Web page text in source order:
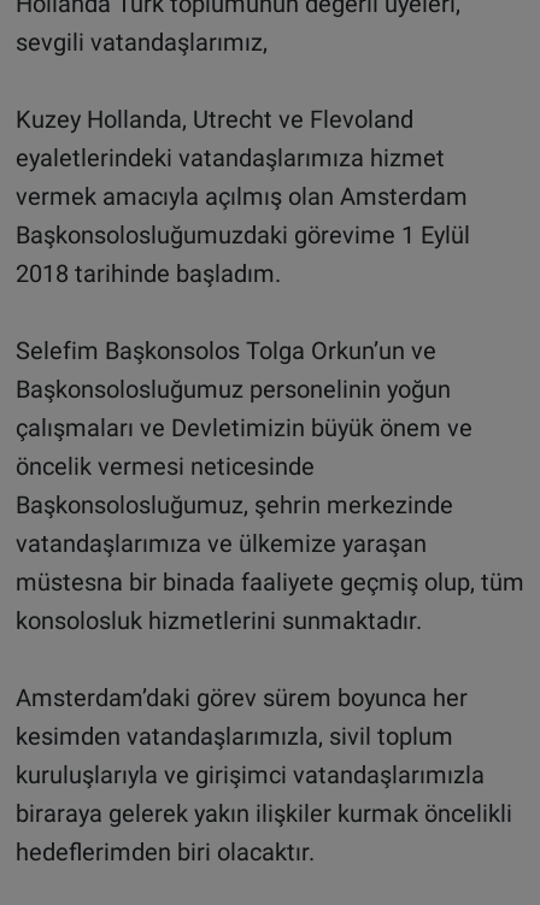
sevgili vatandaşlarımız,
Kuzey Hollanda, Utrecht ve Flevoland
eyaletlerindeki vatandaşlarımıza hizmet
vermek amacıyla açılmış olan Amsterdam
Başkonsolosluğumuzdaki görevime 1 Eylül
2018 tarihinde başladım.
Selefim Başkonsolos Tolga Orkun’un ve
Başkonsolosluğumuz personelinin yoğun
çalışmaları ve Devletimizin büyük önem ve
öncelik vermesi neticesinde
Başkonsolosluğumuz, şehrin merkezinde
vatandaşlarımıza ve ülkemize yaraşan
müstesna bir binada faaliyete geçmiş olup, tüm
konsolosluk hizmetlerini sunmaktadır.
Amsterdam’daki görev sürem boyunca her
kesimden vatandaşlarımızla, sivil toplum
kuruluşlarıyla ve girişimci vatandaşlarımızla
biraraya gelerek yakın ilişkiler kurmak öncelikli
hedeflerimden biri olacaktır.